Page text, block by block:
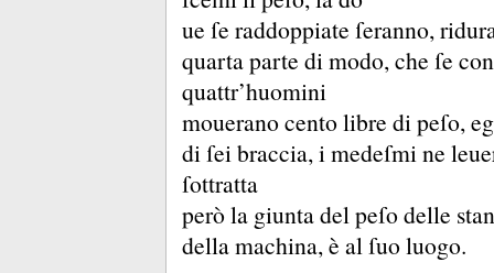
ue ſe raddoppiate ſeranno,
quarta parte di modo, che ſe
quattr’huomini
mouerano cento libre di peſo,
di ſei braccia, i medeſmi ne
ſottratta
però la giunta del peſo delle
della machina, è al ſuo luogo.